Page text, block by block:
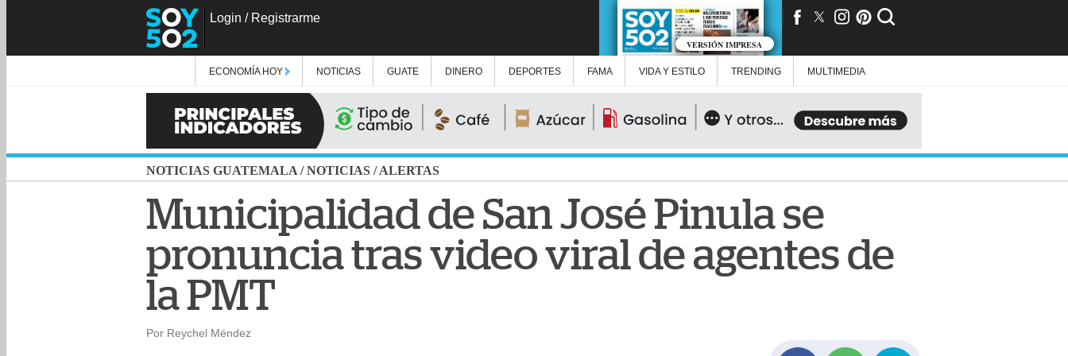
Login / Registrarme
VERSIÓN IMPRESA
ECONOMÍA HOY NOTICIAS GUATE DINERO DEPORTES FAMA VIDA Y ESTILO TRENDING MULTIMEDIA
NOTICIAS GUATEMALA /NOTICIAS /ALERTAS
Municipalidad de San José Pinula se
pronuncia tras video viral de agentes de
la PMT
Por Reychel Méndez